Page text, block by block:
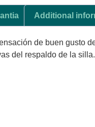
Additional
de buen gusto
del respaldo de la